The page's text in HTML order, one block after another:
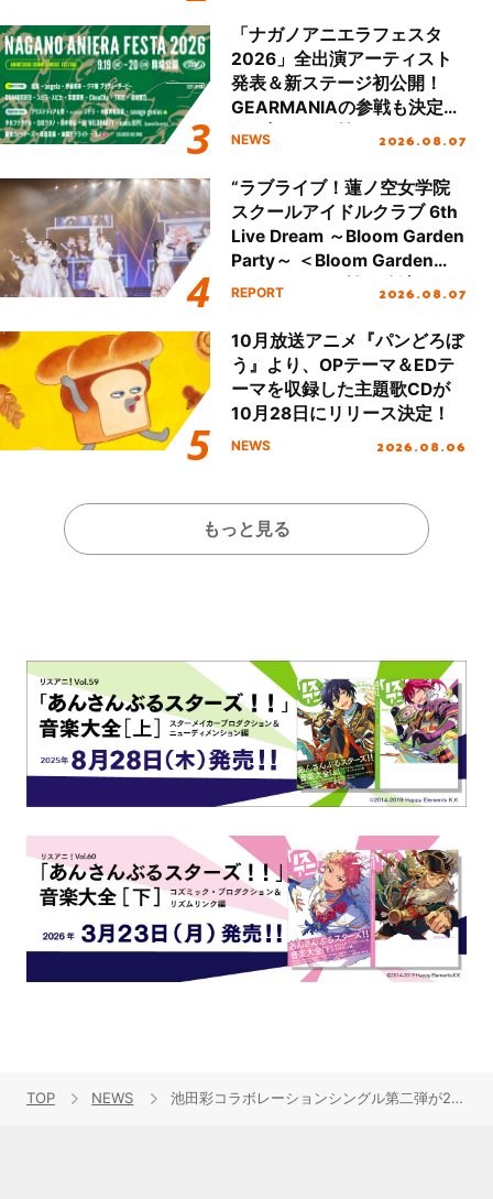
「ナガノアニエラフェスタ
2026」全出演アーティスト
発表＆新ステージ初公開！
GEARMANIAの参戦も決定
し、初となる第3ステージの
NEWS 2026.08.07
“ラブライブ！蓮ノ空女学院
スクールアイドルクラブ 6th
Live Dream ～Bloom Garden
Party～ ＜Bloom Garden
Party Stage／埼玉公演＞”
REPORT 2026.08.07
10月放送アニメ『パンどろぼ
う』より、OPテーマ＆EDテ
ーマを収録した主題歌CDが
10月28日にリリース決定！
NEWS 2026.08.06
もっと見る
TOP NEWS 池田彩コラボレーションシングル第二弾が2015年1月9日(金)に発売＆ゲストボーカル伊勢大貴との対談レポートが到着！